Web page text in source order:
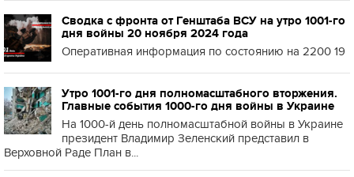
Сводка с фронта от Генштаба ВСУ на утро 1001-го
дня войны 20 ноября 2024 года
Оперативная информация по состоянию на 2200 19
Утро 1001-го дня полномасштабного вторжения.
Главные события 1000-го дня войны в Украине
На 1000-й день полномасштабной войны в Украине
президент Владимир Зеленский представил в
Верховной Раде План в...